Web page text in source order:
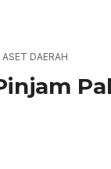
DAERAH